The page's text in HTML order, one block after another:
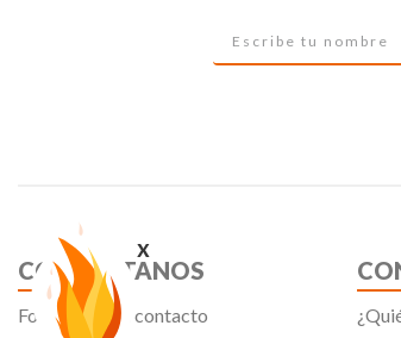
x
CONTÁCTANOS
Formulario de contacto